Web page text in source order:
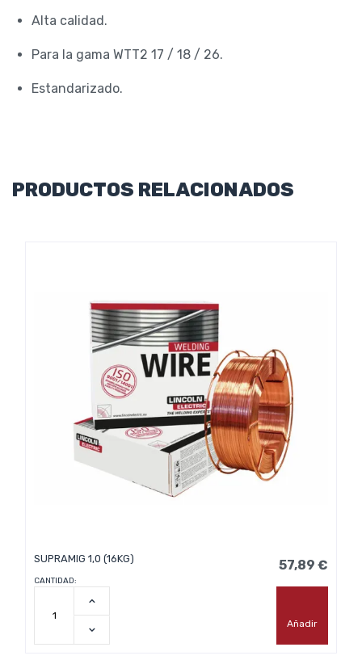
Alta calidad.
Para la gama WTT2 17 / 18 / 26.
Estandarizado.
PRODUCTOS RELACIONADOS
SUPRAMIG 1,0 (16KG) 57,89 €
CANTIDAD:
Añadir